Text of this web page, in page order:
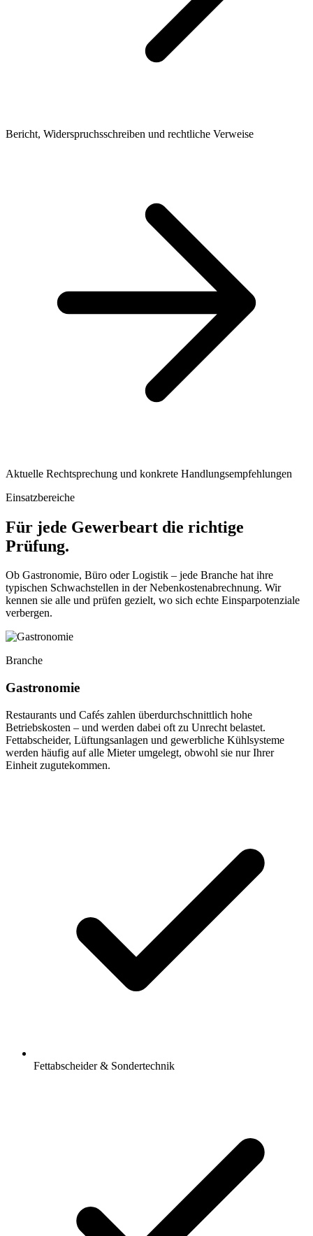
Bericht, Widerspruchsschreiben und rechtliche Verweise
Aktuelle Rechtsprechung und konkrete Handlungsempfehlungen
Einsatzbereiche
Für jede Gewerbeart die richtige
Prüfung.
Ob Gastronomie, Büro oder Logistik – jede Branche hat ihre
typischen Schwachstellen in der Nebenkostenabrechnung. Wir
kennen sie alle und prüfen gezielt, wo sich echte Einsparpotenziale
verbergen.
Branche
Gastronomie
Restaurants und Cafés zahlen überdurchschnittlich hohe
Betriebskosten – und werden dabei oft zu Unrecht belastet.
Fettabscheider, Lüftungsanlagen und gewerbliche Kühlsysteme
werden häufig auf alle Mieter umgelegt, obwohl sie nur Ihrer
Einheit zugutekommen.
Fettabscheider & Sondertechnik